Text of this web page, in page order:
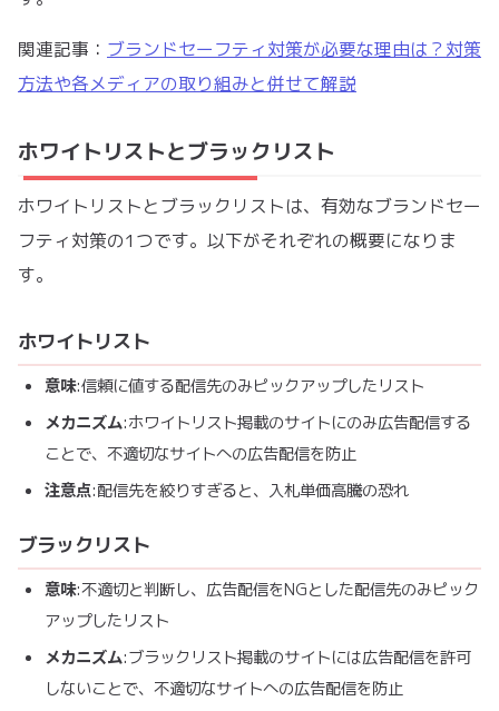
関連記事： ブランドセーフティ対策が必要な理由は？対策
方法や各メディアの取り組みと併せて解説
ホワイトリストとブラックリスト
ホワイトリストとブラックリストは、有効なブランドセー
フティ対策の1つです。以下がそれぞれの概要になりま
す。
ホワイトリスト
意味:信頼に値する配信先のみピックアップしたリスト
メカニズム:ホワイトリスト掲載のサイトにのみ広告配信する
ことで、不適切なサイトへの広告配信を防止
注意点:配信先を絞りすぎると、入札単価高騰の恐れ
ブラックリスト
意味:不適切と判断し、広告配信をNGとした配信先のみピック
アップしたリスト
メカニズム:ブラックリスト掲載のサイトには広告配信を許可
しないことで、不適切なサイトへの広告配信を防止